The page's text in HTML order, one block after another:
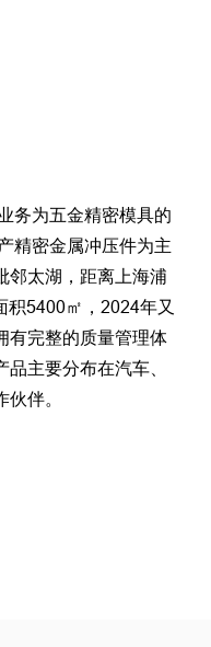
务为五金精密模具的
精密金属冲压件为主
邻太湖，距离上海浦
积5400㎡，2024年又
有完整的质量管理体
主要分布在汽车、
伴。